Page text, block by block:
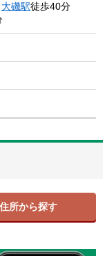
大磯駅徒歩40分
住所から探す